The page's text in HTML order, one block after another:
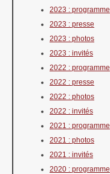
2023 : programme
2023 : presse
2023 : photos
2023 : invités
2022 : programme
2022 : presse
2022 : photos
2022 : invités
2021 : programme
2021 : photos
2021 : invités
2020 : programme